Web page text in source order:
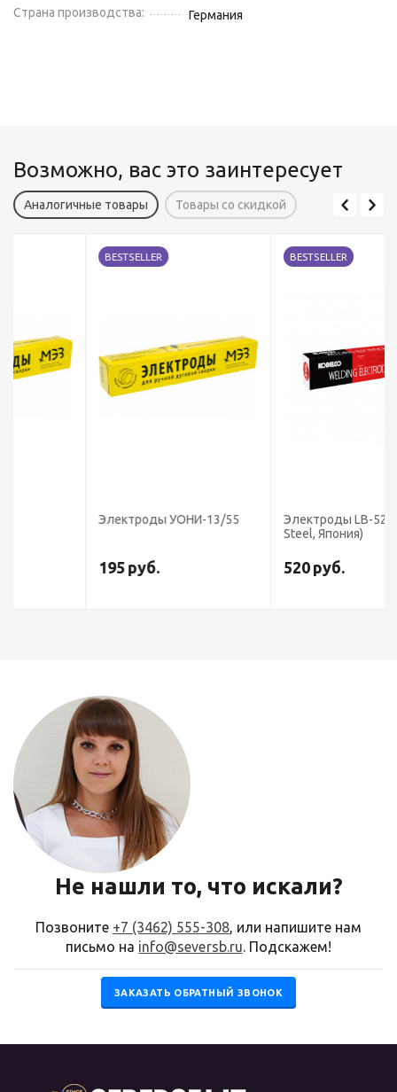
Страна производства: Германия
Возможно, вас это заинтересует
Аналогичные товары Товары со скидкой
Электроды УОНИ-13/55
Электроды LB-52U (Kobe
Steel, Япония)
Не нашли то, что искали?
Позвоните +7 (3462) 555-308, или напишите нам
письмо на info@seversb.ru. Подскажем!
ЗАКАЗАТЬ ОБРАТНЫЙ ЗВОНОК